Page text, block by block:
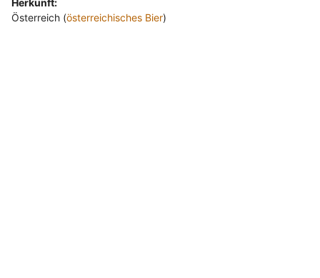
Herkunft:
Österreich (österreichisches Bier)